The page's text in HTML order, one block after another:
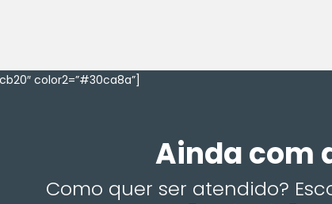
color2=”#30ca8a”]
Ainda com
Como quer ser atendido?